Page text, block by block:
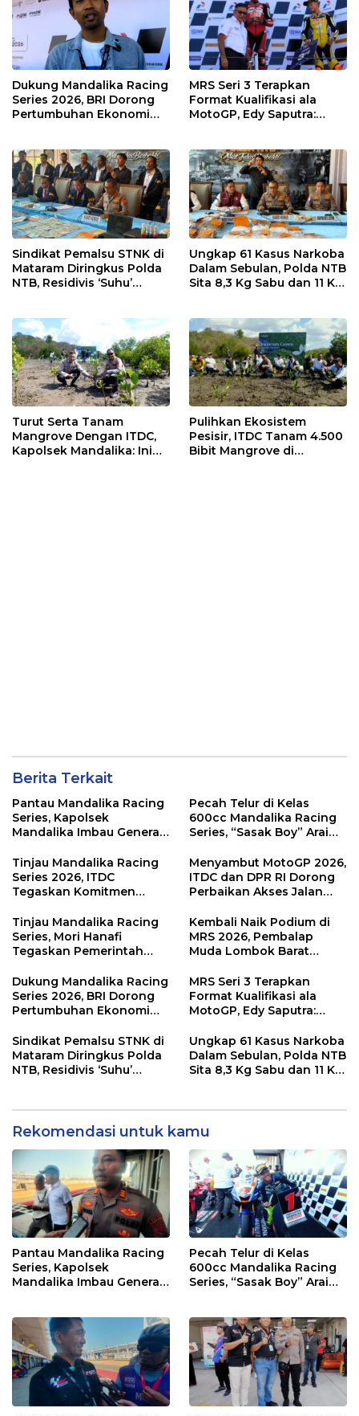
Dukung Mandalika Racing
Series 2026, BRI Dorong
Pertumbuhan Ekonomi
MRS Seri 3 Terapkan
Format Kualifikasi ala
MotoGP, Edy Saputra:
Sindikat Pemalsu STNK di
Mataram Diringkus Polda
NTB, Residivis ‘Suhu’
Ungkap 61 Kasus Narkoba
Dalam Sebulan, Polda NTB
Sita 8,3 Kg Sabu dan 11 Kg
Turut Serta Tanam
Mangrove Dengan ITDC,
Kapolsek Mandalika: Ini
Pulihkan Ekosistem
Pesisir, ITDC Tanam 4.500
Bibit Mangrove di
Berita Terkait
Pantau Mandalika Racing
Series, Kapolsek
Mandalika Imbau Generasi
Sirkuit, Bukan Jalan Raya
Pecah Telur di Kelas
600cc Mandalika Racing
Series, “Sasak Boy” Arai
Kemenangan
Tinjau Mandalika Racing
Series 2026, ITDC
Tegaskan Komitmen
Dampak Ekonomi
Kawasan
Menyambut MotoGP 2026,
ITDC dan DPR RI Dorong
Perbaikan Akses Jalan
di KEK Mandalika
Tinjau Mandalika Racing
Series, Mori Hanafi
Tegaskan Pemerintah
NTB
Kembali Naik Podium di
MRS 2026, Pembalap
Muda Lombok Barat
Menuju Tingkat Asia
Dukung Mandalika Racing
Series 2026, BRI Dorong
Pertumbuhan Ekonomi
MRS Seri 3 Terapkan
Format Kualifikasi ala
MotoGP, Edy Saputra:
dan Efektif
Sindikat Pemalsu STNK di
Mataram Diringkus Polda
NTB, Residivis ‘Suhu’
Ungkap 61 Kasus Narkoba
Dalam Sebulan, Polda NTB
Sita 8,3 Kg Sabu dan 11 Kg
Rekomendasi untuk kamu
Pantau Mandalika Racing
Series, Kapolsek
Mandalika Imbau Generasi
Pecah Telur di Kelas
600cc Mandalika Racing
Series, “Sasak Boy” Arai